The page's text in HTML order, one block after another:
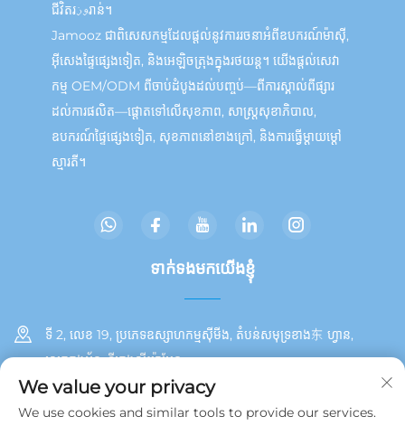
ជីវិតរوزរាន់។
Jamooz ជាពិសេសកម្មដែលផ្តល់នូវការរចនាអំពីឧបករណ៍ម៉ាស៊ី,
អ៊ីសេងផ្ទៃផ្សេងទៀត, និងអេឡិចត្រុងក្នុងរថយន្ត។ យើងផ្តល់សេវា
កម្ម OEM/ODM ពីចាប់ដំបូងដល់បញ្ចប់—ពីការស្គាល់ពីផ្សារ
ដល់ការផលិត—ផ្តោតទៅលើសុខភាព, សាស្ត្រសុខាភិបាល,
ឧបករណ៍ផ្ទៃផ្សេងទៀត, សុខភាពនៅខាងក្រៅ, និងការធ្វើម្តាយម្ដៅ
ស្មារតី។
ទាក់ទង​មក​យើងខ្ញុំ
ទី 2, លេខ 19, ប្រភេទឧស្សាហកម្មស៊ីមីង, តំបន់សមុទ្រខាង东 ហ្វាន,
ស្រុកតុងអ័ន, ទីក្រុងស៊ីយ៉ាមែន
+86 13215929911
We value your privacy
We use cookies and similar tools to provide our services.